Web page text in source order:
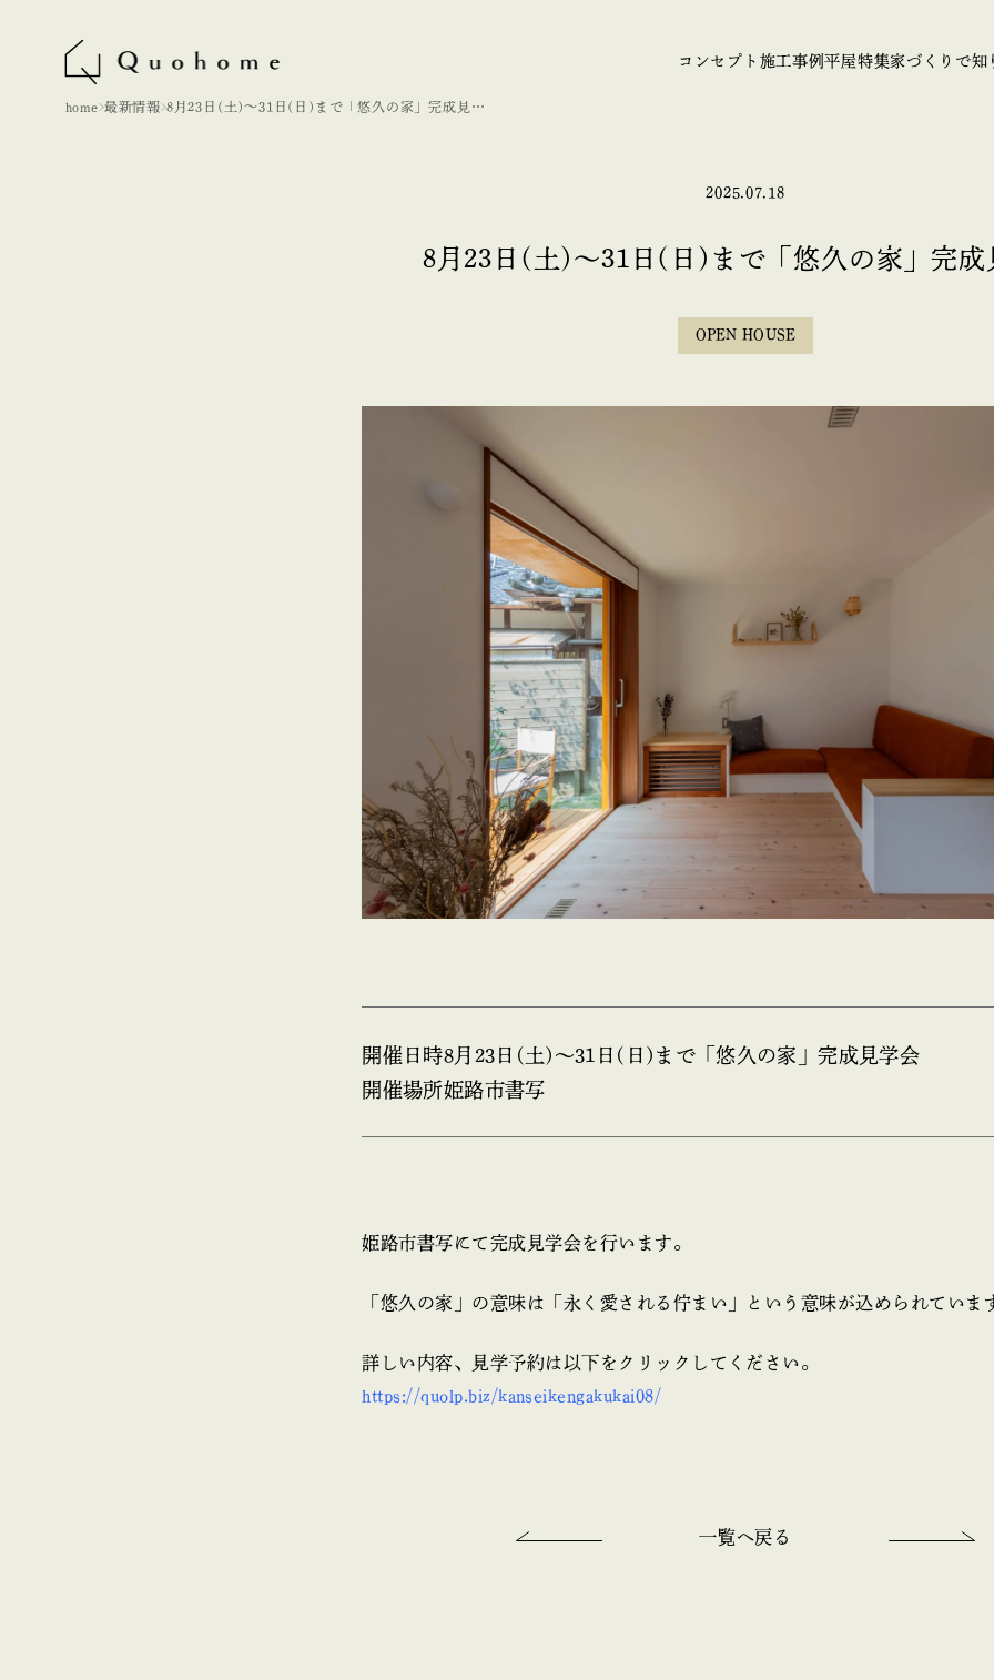
コンセプト 施工事例平屋特集家づくりで知
home 最新情報 8月23日(土)～31日(日)まで「悠久の家」完成見学
2025.07.18
8月23日(土)～31日(日)まで「悠久の家」完成
OPEN HOUSE
開催日時8月23日(土)～31日(日)まで「悠久の家」完成見学会
開催場所姫路市書写
姫路市書写にて完成見学会を行います。
「悠久の家」の意味は「永く愛される佇まい」という意味が込められていま
詳しい内容、見学予約は以下をクリックしてください。
https://quolp.biz/kanseikengakukai08/
一覧へ戻る